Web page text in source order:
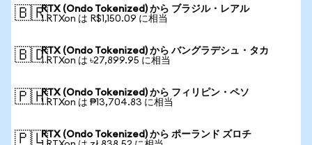
🇧🇷RTX (Ondo Tokenized) から ブラジル・レアル
1 RTXon は R$1,150.09 に相当
🇧🇩RTX (Ondo Tokenized) から バングラデシュ・タカ
1 RTXon は ৳27,899.95 に相当
🇵🇭RTX (Ondo Tokenized) から フィリピン・ペソ
1 RTXon は ₱13,704.83 に相当
🇵🇱RTX (Ondo Tokenized) から ポーランド ズロチ